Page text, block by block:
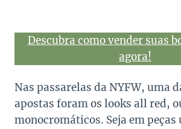
Descubra como vender suas
agora!
Nas passarelas da NYFW, uma
apostas foram os looks all red,
monocromáticos. Seja em peças